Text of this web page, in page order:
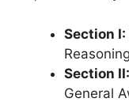
Section I:
Section II:
General